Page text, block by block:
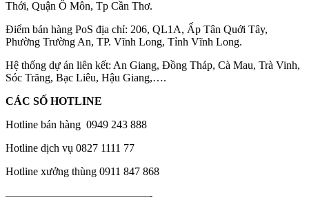
Thới, Quận Ô Môn, Tp Cần Thơ.
Điểm bán hàng PoS địa chỉ: 206, QL1A, Ấp Tân Quới Tây,
Phường Trường An, TP. Vĩnh Long, Tỉnh Vĩnh Long.
Hệ thống dự án liên kết: An Giang, Đồng Tháp, Cà Mau, Trà Vinh,
Sóc Trăng, Bạc Liêu, Hậu Giang,….
CÁC SỐ HOTLINE
Hotline bán hàng 0949 243 888
Hotline dịch vụ 0827 1111 77
Hotline xưởng thùng 0911 847 868
—————————————-